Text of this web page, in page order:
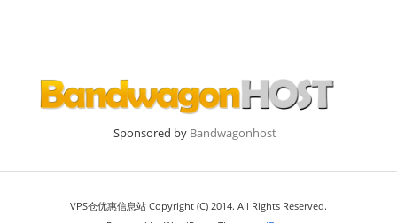
Sponsored by Bandwagonhost
VPS仓优惠信息站 Copyright (C) 2014. All Rights Reserved.